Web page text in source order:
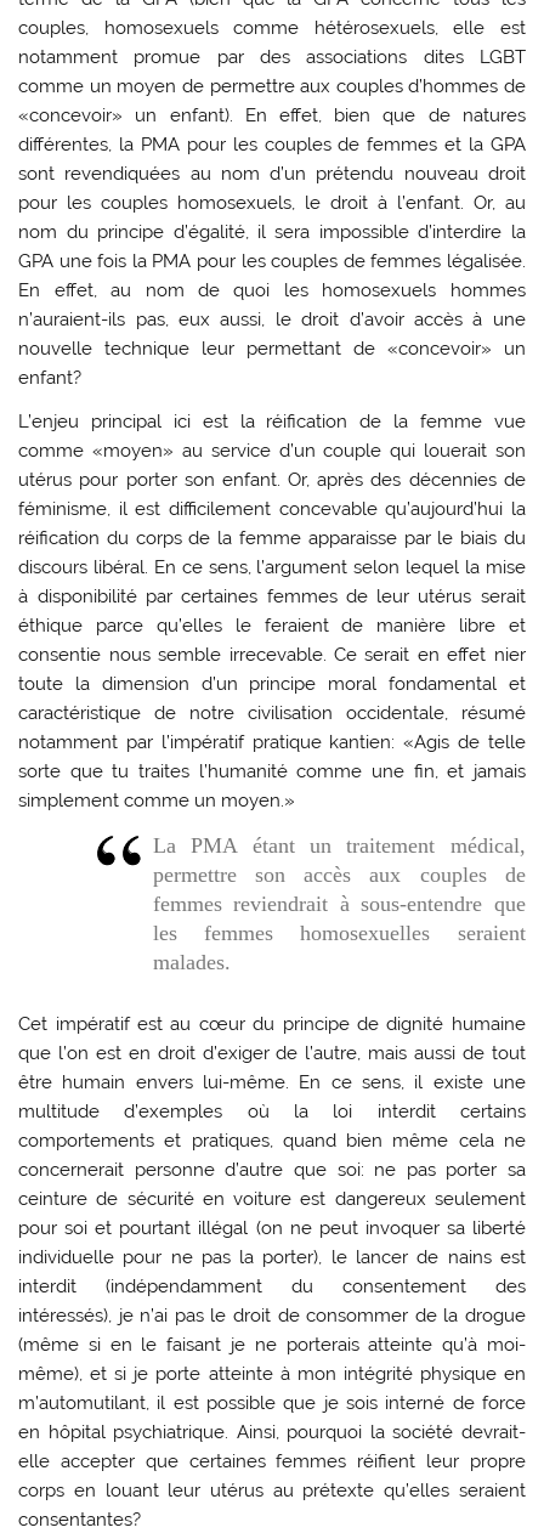
couples, homosexuels comme hétérosexuels, elle est
notamment promue par des associations dites LGBT
comme un moyen de permettre aux couples d’hommes de
«concevoir» un enfant). En effet, bien que de natures
différentes, la PMA pour les couples de femmes et la GPA
sont revendiquées au nom d’un prétendu nouveau droit
pour les couples homosexuels, le droit à l’enfant. Or, au
nom du principe d’égalité, il sera impossible d’interdire la
GPA une fois la PMA pour les couples de femmes légalisée.
En effet, au nom de quoi les homosexuels hommes
n’auraient-ils pas, eux aussi, le droit d’avoir accès à une
nouvelle technique leur permettant de «concevoir» un
enfant?
L’enjeu principal ici est la réification de la femme vue
comme «moyen» au service d’un couple qui louerait son
utérus pour porter son enfant. Or, après des décennies de
féminisme, il est difficilement concevable qu’aujourd’hui la
réification du corps de la femme apparaisse par le biais du
discours libéral. En ce sens, l’argument selon lequel la mise
à disponibilité par certaines femmes de leur utérus serait
éthique parce qu’elles le feraient de manière libre et
consentie nous semble irrecevable. Ce serait en effet nier
toute la dimension d’un principe moral fondamental et
caractéristique de notre civilisation occidentale, résumé
notamment par l’impératif pratique kantien: «Agis de telle
sorte que tu traites l’humanité comme une fin, et jamais
simplement comme un moyen.»
La PMA étant un traitement médical,
permettre son accès aux couples de
femmes reviendrait à sous-entendre que
les femmes homosexuelles seraient
malades.
Cet impératif est au cœur du principe de dignité humaine
que l’on est en droit d’exiger de l’autre, mais aussi de tout
être humain envers lui-même. En ce sens, il existe une
multitude d’exemples où la loi interdit certains
comportements et pratiques, quand bien même cela ne
concernerait personne d’autre que soi: ne pas porter sa
ceinture de sécurité en voiture est dangereux seulement
pour soi et pourtant illégal (on ne peut invoquer sa liberté
individuelle pour ne pas la porter), le lancer de nains est
interdit (indépendamment du consentement des
intéressés), je n’ai pas le droit de consommer de la drogue
(même si en le faisant je ne porterais atteinte qu’à moi-
même), et si je porte atteinte à mon intégrité physique en
m’automutilant, il est possible que je sois interné de force
en hôpital psychiatrique. Ainsi, pourquoi la société devrait-
elle accepter que certaines femmes réifient leur propre
corps en louant leur utérus au prétexte qu’elles seraient
consentantes?